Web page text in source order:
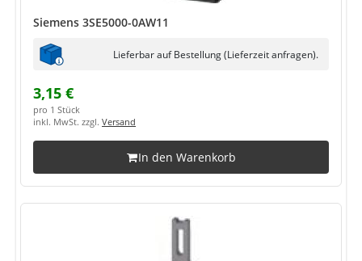
Siemens 3SE5000-0AW11
Lieferbar auf Bestellung (Lieferzeit anfragen).
3,15 €
pro 1 Stück
inkl. MwSt. zzgl. Versand
In den Warenkorb